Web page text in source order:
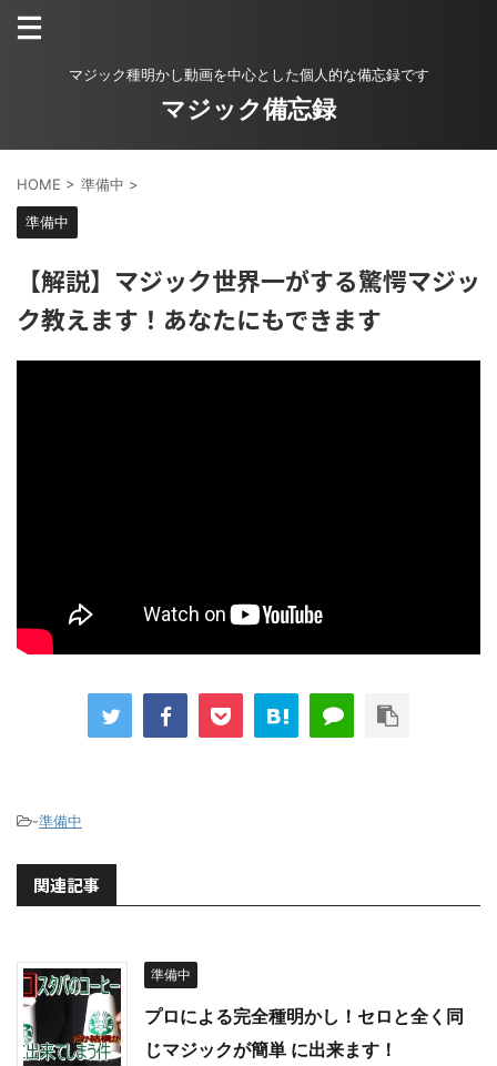
マジック種明かし動画を中心とした個人的な備忘録です
マジック備忘録
HOME > 準備中 >
準備中
【解説】マジック世界一がする驚愕マジッ
ク教えます！あなたにもできます
-準備中
関連記事
準備中
プロによる完全種明かし！セロと全く同
じマジックが簡単 に出来ます！